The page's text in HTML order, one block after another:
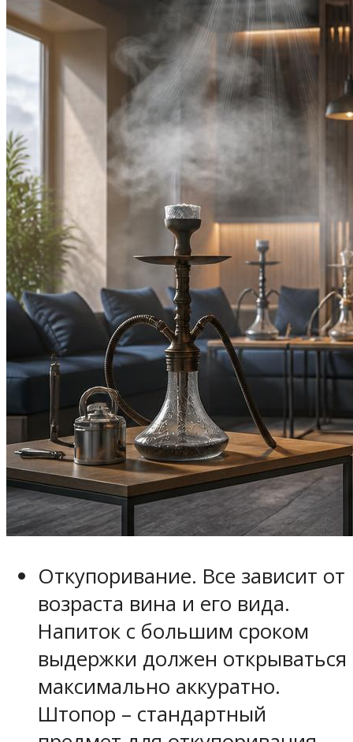
Откупоривание. Все зависит от
возраста вина и его вида.
Напиток с большим сроком
выдержки должен открываться
максимально аккуратно.
Штопор – стандартный